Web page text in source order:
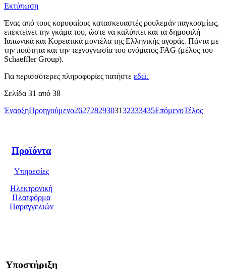
Εκτύπωση
Ένας από τους κορυφαίους κατασκευαστές ρουλεμάν παγκοσμίως,
επεκτείνει την γκάμα του, ώστε να καλύπτει και τα δημοφιλή
Ιαπωνικά και Κορεατικά μοντέλα της Ελληνικής αγοράς. Πάντα με
την ποιότητα και την τεχνογνωσία του ονόματος FAG (μέλος του
Schaeffler Group).
Για περισσότερες πληροφορίες πατήστε εδώ.
Σελίδα 31 από 38
ΈναρξηΠροηγούμενο26272829303132333435ΕπόμενοΤέλος
Προϊόντα
Υπηρεσίες
Ηλεκτρονική
Πλατφόρμα
Παραγγελιών
Υποστήριξη